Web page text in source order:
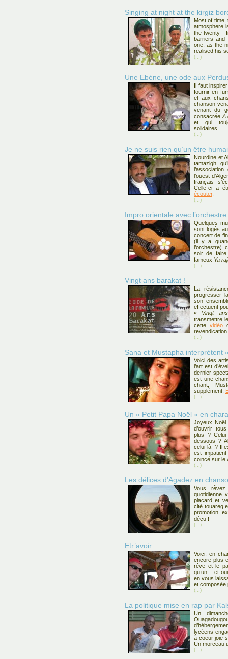
Singing at night at the kirgiz
Most of
atmosphere
the twenty -
barriers and
one, as the
realised his
(...)
Une Ebène, une ode aux
Il faut
fournir en
et aux
chanson
venant du
consacrée A
et qui
solidaires.
(...)
Je ne suis rien qu’un être
Nourdine et
tamazigh
l’ouest
français
Celle-ci a
écouter.
(...)
Impro orientale avec
Quelques
sont logés
concert de
(il y a
l’orchestre)
soir de faire
fameux Ya
(...)
Vingt ans barakat !
La
progresser
son
effectuent
« Vingt
transmettre
cettevidéo
revendication.
(...)
Sana et Mustapha interprètent
Voici des
l’art est
dernier
est une
chant,
supplément.
(...)
Un « Petit Papa Noël » en
Joyeux Noël
d’ouvrir
plus ?
dessous ?
celui-là !? Il
est impatient
coincé sur le
(...)
Les délices d’Agadez en
Vous
quotidienne
placard et
cité touareg
promotion
déçu !
(...)
Etr’avoir
Voici, en
encore plus
rêve et le
qu’un... et
en vous
et composée
(...)
La politique mise en rap par
Un
lycéens
à coeur joie
Un morceau
(...)